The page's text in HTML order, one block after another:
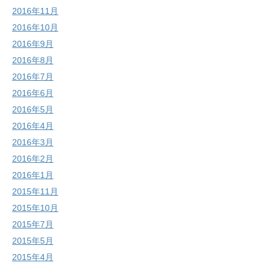
2016年11月
2016年10月
2016年9月
2016年8月
2016年7月
2016年6月
2016年5月
2016年4月
2016年3月
2016年2月
2016年1月
2015年11月
2015年10月
2015年7月
2015年5月
2015年4月